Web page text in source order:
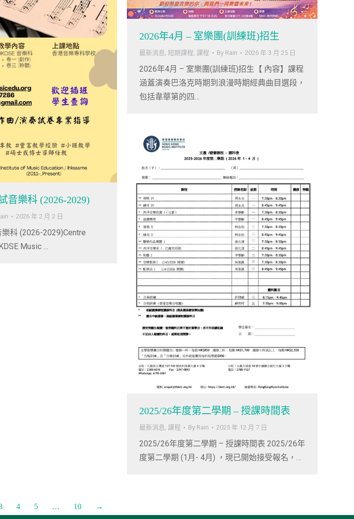
2026年4月 – 室樂團(訓練班)招生
最新消息 短期課程 課程 By Rain 2026 年 3 月 25 日
2026年4月 – 室樂團(訓練班)招生【 內容】課程
涵蓋演奏巴洛克時期到浪漫時期經典曲目選段，
包括韋華第的四…
音樂科 (2026-2029)
2026 年 2 月 2 日
科 (2026-2029)Centre
Music …
2025/26年度第二學期 – 授課時間表
最新消息, 課程 By Rain 2025 年 12 月 7 日
2025/26年度第二學期 – 授課時間表 2025/26年
度第二學期 (1月- 4月) ，現已開始接受報名，…
4 5 … 10 →